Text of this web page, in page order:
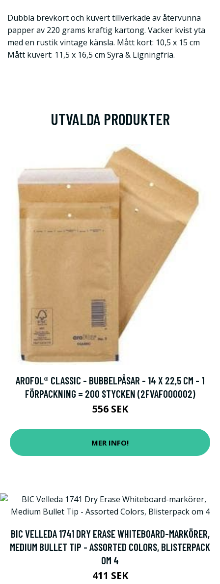
Dubbla brevkort och kuvert tillverkade av återvunna
papper av 220 grams kraftig kartong. Vacker kvist yta
med en rustik vintage känsla. Mått kort: 10,5 x 15 cm
Mått kuvert: 11,5 x 16,5 cm Syra & Ligningfria.
UTVALDA PRODUKTER
AROFOL® CLASSIC - BUBBELPÅSAR - 14 X 22,5 CM - 1
FÖRPACKNING = 200 STYCKEN (2FVAF000002)
556 SEK
MER INFO!
BIC VELLEDA 1741 DRY ERASE WHITEBOARD-MARKÖRER,
MEDIUM BULLET TIP - ASSORTED COLORS, BLISTERPACK
OM 4
411 SEK